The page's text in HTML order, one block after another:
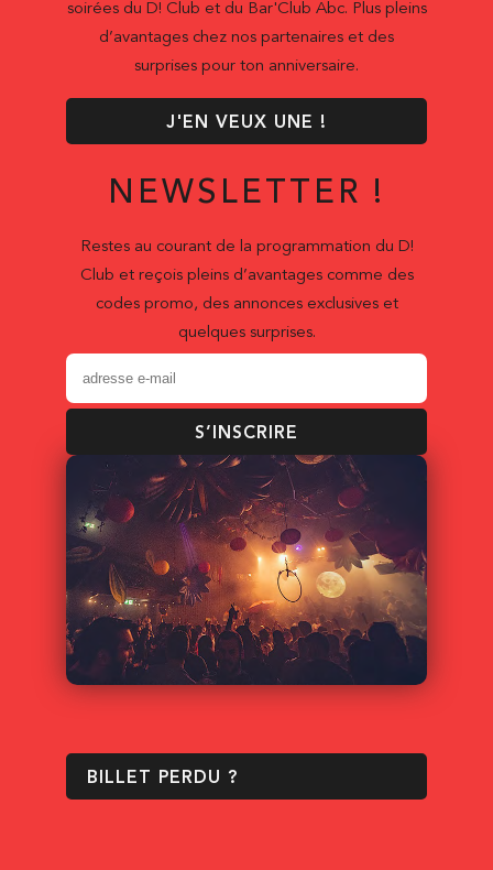
soirées du D! Club et du Bar'Club Abc. Plus pleins
d’avantages chez nos partenaires et des
surprises pour ton anniversaire.
J'EN VEUX UNE !
NEWSLETTER !
Restes au courant de la programmation du D!
Club et reçois pleins d’avantages comme des
codes promo, des annonces exclusives et
quelques surprises.
S’INSCRIRE
BILLET PERDU ?